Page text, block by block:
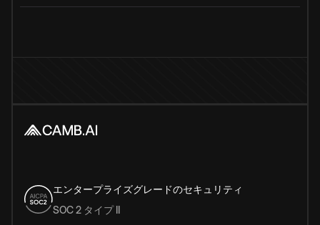
エンタープライズグレードのセキュリティ
SOC 2 タイプ II